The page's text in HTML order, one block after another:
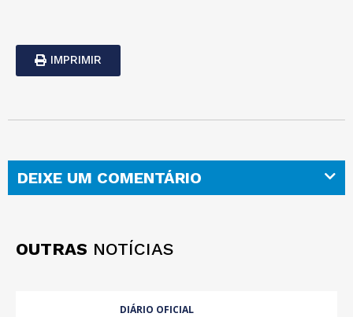
IMPRIMIR
DEIXE UM COMENTÁRIO
OUTRAS NOTÍCIAS
DIÁRIO OFICIAL